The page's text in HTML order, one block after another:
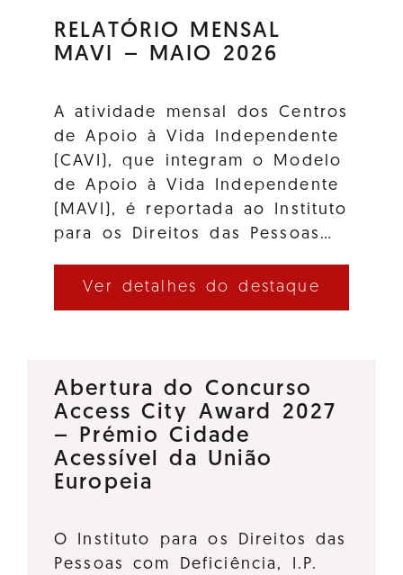
RELATÓRIO MENSAL
MAVI – MAIO 2026
A atividade mensal dos Centros
de Apoio à Vida Independente
(CAVI), que integram o Modelo
de Apoio à Vida Independente
(MAVI), é reportada ao Instituto
para os Direitos das Pessoas…
Ver detalhes do destaque
Abertura do Concurso
Access City Award 2027
– Prémio Cidade
Acessível da União
Europeia
O Instituto para os Direitos das
Pessoas com Deficiência, I.P.